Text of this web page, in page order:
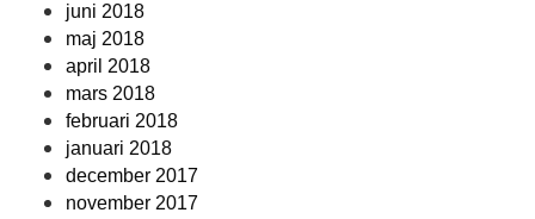
juni 2018
maj 2018
april 2018
mars 2018
februari 2018
januari 2018
december 2017
november 2017